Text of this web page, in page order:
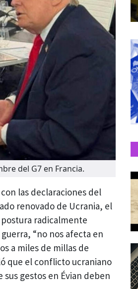
del G7 en Francia.
las declaraciones del
renovado de Ucrania, el
radicalmente
“no nos afecta en
a miles de millas de
que el conflicto ucraniano
gestos en Évian deben